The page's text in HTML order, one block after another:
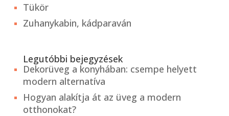
Tükör
Zuhanykabin, kádparaván
Legutóbbi bejegyzések
Dekorüveg a konyhában: csempe helyett
modern alternatíva
Hogyan alakítja át az üveg a modern
otthonokat?